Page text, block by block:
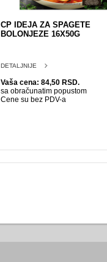
CP IDEJA ZA SPAGETE
BOLONJEZE 16X50G
DETALJNIJE
Vaša cena: 84,50 RSD.
sa obračunatim popustom
Cene su bez PDV-a